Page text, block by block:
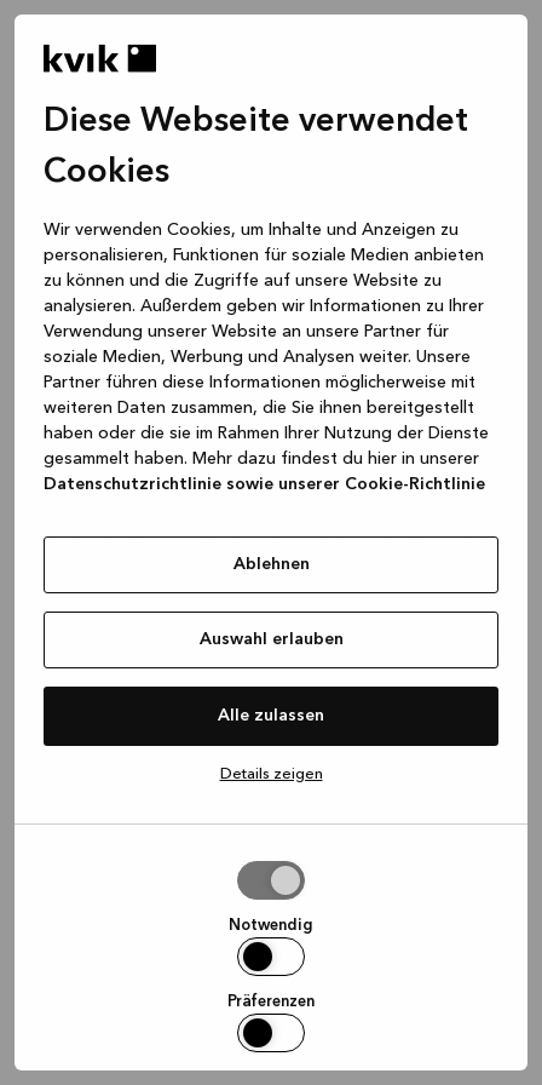
Diese Webseite verwendet
Cookies
Wir verwenden Cookies, um Inhalte und Anzeigen zu
personalisieren, Funktionen für soziale Medien anbieten
zu können und die Zugriffe auf unsere Website zu
analysieren. Außerdem geben wir Informationen zu Ihrer
Verwendung unserer Website an unsere Partner für
soziale Medien, Werbung und Analysen weiter. Unsere
Partner führen diese Informationen möglicherweise mit
weiteren Daten zusammen, die Sie ihnen bereitgestellt
haben oder die sie im Rahmen Ihrer Nutzung der Dienste
gesammelt haben. Mehr dazu findest du hier in unserer
Datenschutzrichtlinie sowie unserer Cookie-Richtlinie
Ablehnen
Auswahl erlauben
Alle zulassen
Details zeigen
Notwendig
Präferenzen
loadingwww.kvik.de (see the browser console for more
information)